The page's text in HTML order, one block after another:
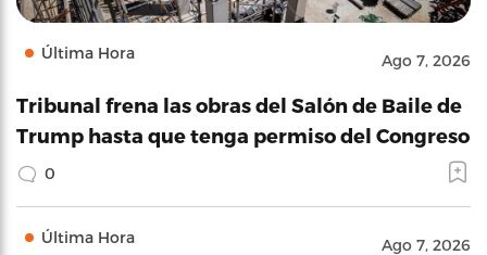
Última Hora Ago 7, 2026
Tribunal frena las obras del Salón de Baile de
Trump hasta que tenga permiso del Congreso
0
Última Hora Ago 7, 2026